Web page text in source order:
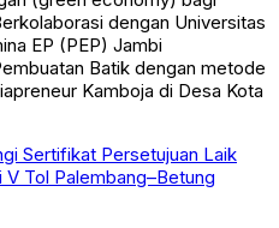
dengan Universitas
EP (PEP) Jambi
Batik dengan metode
Kamboja di Desa Kota